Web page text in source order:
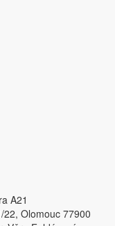
A21
22, Olomouc 77900